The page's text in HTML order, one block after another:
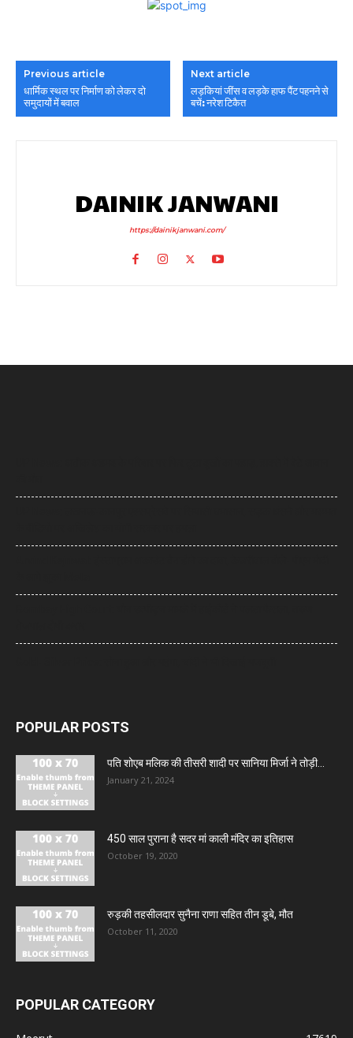
Previous article
धार्मिक स्थल पर निर्माण को लेकर दो
समुदायों में बवाल
Next article
लड़कियां जींस व लड़के हाफ पैंट पहनने से
बचें: नरेश टिकैत
DAINIK JANWANI
https://dainikjanwani.com/
POPULAR POSTS
पति शोएब मलिक की तीसरी शादी पर सानिया मिर्जा ने तोड़ी...
January 21, 2024
450 साल पुराना है सदर मां काली मंदिर का इतिहास
October 19, 2020
रुड़की तहसीलदार सुनैना राणा सहित तीन डूबे, मौत
October 11, 2020
POPULAR CATEGORY